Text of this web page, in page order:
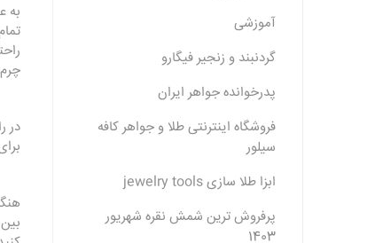
به
چرم
در
آموزشی
گردنبند و زنجیر فیگارو
پدرخوانده جواهر ایران
فروشگاه اینترنتی طلا و جواهر کافه
سیلور
ابزا طلا سازی jewelry tools
پرفروش ترین شمش نقره شهریور
1403